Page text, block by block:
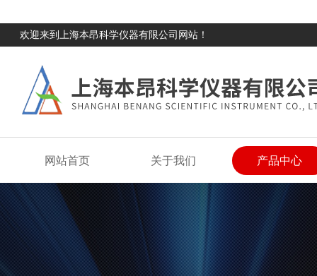
欢迎来到上海本昂科学仪器有限公司网站！
网站首页 关于我们 产品中心